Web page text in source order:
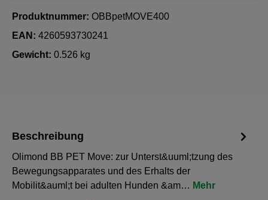
Produktnummer: OBBpetMOVE400
EAN: 4260593730241
Gewicht: 0.526 kg
Beschreibung
Olimond BB PET Move: zur Unterst&uuml;tzung des
Bewegungsapparates und des Erhalts der
Mobilit&auml;t bei adulten Hunden &am… Mehr